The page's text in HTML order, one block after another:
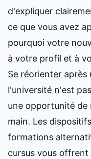
d'expliquer
ce que vous avez
pourquoi votre
à votre profil et à
Se réorienter après
l'université n'est
une opportunité de
main. Les
formations
cursus vous offrent